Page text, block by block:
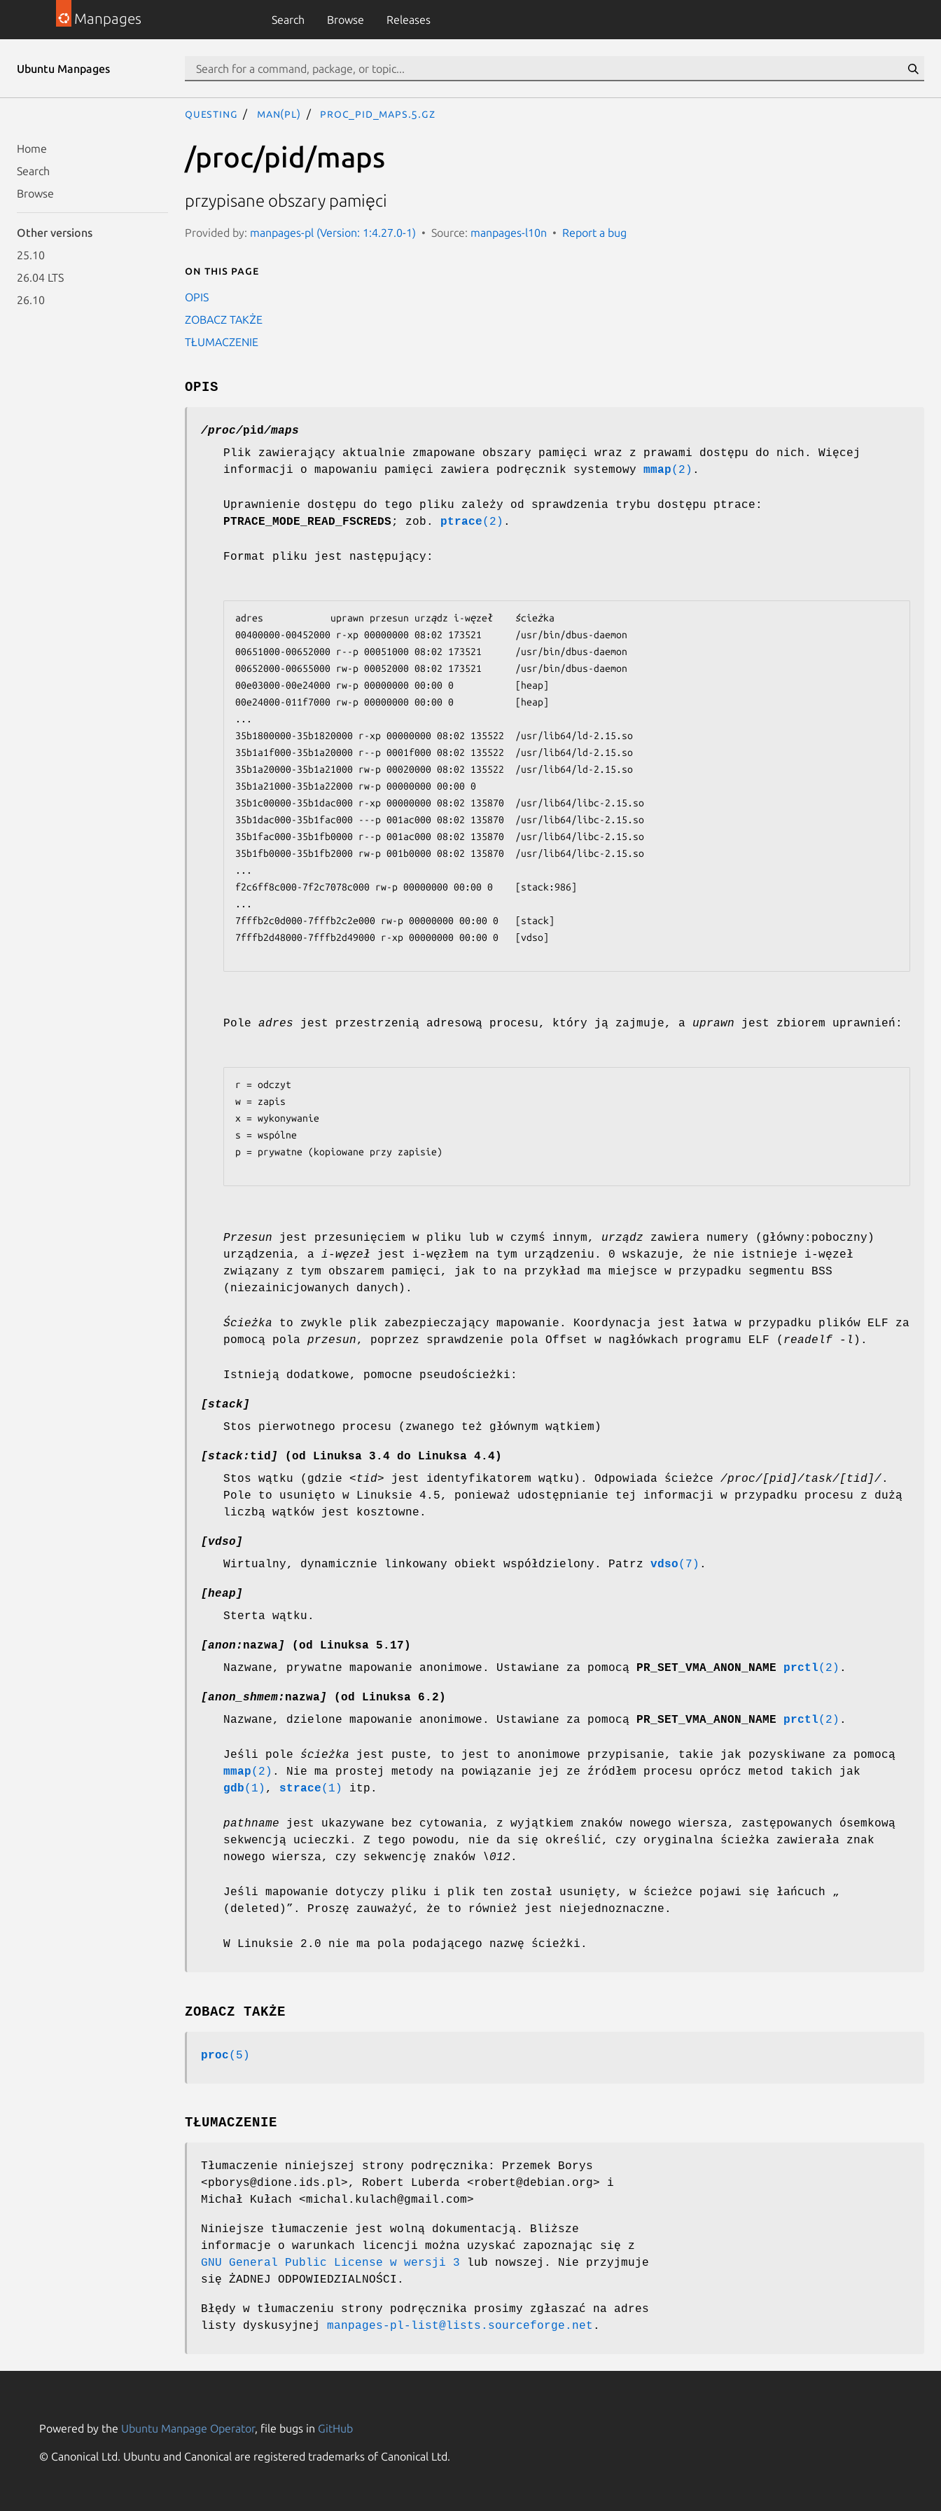
Manpages Search Browse Releases
Ubuntu Manpages
Home
Search
Browse
Other versions
25.10
26.04 LTS
26.10
questing man(pl) proc_pid_maps.5.gz
/proc/pid/maps
przypisane obszary pamięci
Provided by: manpages-pl (Version: 1:4.27.0-1) Source: manpages-l10n Report a bug
On this page
OPIS
ZOBACZ TAKŻE
TŁUMACZENIE
OPIS
/proc/pid/maps
Plik zawierający aktualnie zmapowane obszary pamięci wraz z prawami dostępu do nich. Więcej
informacji o mapowaniu pamięci zawiera podręcznik systemowy mmap(2) .
Uprawnienie dostępu do tego pliku zależy od sprawdzenia trybu dostępu ptrace:
PTRACE_MODE_READ_FSCREDS ; zob. ptrace(2) .
Format pliku jest następujący:
adres            uprawn przesun urządz i-węzeł    ścieżka
00400000-00452000 r-xp 00000000 08:02 173521      /usr/bin/dbus-daemon
00651000-00652000 r--p 00051000 08:02 173521      /usr/bin/dbus-daemon
00652000-00655000 rw-p 00052000 08:02 173521      /usr/bin/dbus-daemon
00e03000-00e24000 rw-p 00000000 00:00 0           [heap]
00e24000-011f7000 rw-p 00000000 00:00 0           [heap]
...
35b1800000-35b1820000 r-xp 00000000 08:02 135522  /usr/lib64/ld-2.15.so
35b1a1f000-35b1a20000 r--p 0001f000 08:02 135522  /usr/lib64/ld-2.15.so
35b1a20000-35b1a21000 rw-p 00020000 08:02 135522  /usr/lib64/ld-2.15.so
35b1a21000-35b1a22000 rw-p 00000000 00:00 0
35b1c00000-35b1dac000 r-xp 00000000 08:02 135870  /usr/lib64/libc-2.15.so
35b1dac000-35b1fac000 ---p 001ac000 08:02 135870  /usr/lib64/libc-2.15.so
35b1fac000-35b1fb0000 r--p 001ac000 08:02 135870  /usr/lib64/libc-2.15.so
35b1fb0000-35b1fb2000 rw-p 001b0000 08:02 135870  /usr/lib64/libc-2.15.so
...
f2c6ff8c000-7f2c7078c000 rw-p 00000000 00:00 0    [stack:986]
...
7fffb2c0d000-7fffb2c2e000 rw-p 00000000 00:00 0   [stack]
7fffb2d48000-7fffb2d49000 r-xp 00000000 00:00 0   [vdso]
Pole adres jest przestrzenią adresową procesu, który ją zajmuje, a uprawn jest zbiorem uprawnień:
r = odczyt
w = zapis
x = wykonywanie
s = wspólne
p = prywatne (kopiowane przy zapisie)
Przesun jest przesunięciem w pliku lub w czymś innym, urządz zawiera numery (główny:poboczny)
urządzenia, a i-węzeł jest i-węzłem na tym urządzeniu. 0 wskazuje, że nie istnieje i-węzeł
związany z tym obszarem pamięci, jak to na przykład ma miejsce w przypadku segmentu BSS
(niezainicjowanych danych).
Ścieżka to zwykle plik zabezpieczający mapowanie. Koordynacja jest łatwa w przypadku plików ELF za
pomocą pola przesun, poprzez sprawdzenie pola Offset w nagłówkach programu ELF ( readelf -l ).
Istnieją dodatkowe, pomocne pseudościeżki:
[stack]
Stos pierwotnego procesu (zwanego też głównym wątkiem)
[stack: tid ]
(od Linuksa 3.4 do Linuksa 4.4)
Stos wątku (gdzie <tid> jest identyfikatorem wątku). Odpowiada ścieżce /proc/[pid]/task/[tid]/.
Pole to usunięto w Linuksie 4.5, ponieważ udostępnianie tej informacji w przypadku procesu z dużą
liczbą wątków jest kosztowne.
[vdso]
Wirtualny, dynamicznie linkowany obiekt współdzielony. Patrz vdso(7) .
[heap]
Sterta wątku.
[anon: nazwa]
(od Linuksa 5.17)
Nazwane, prywatne mapowanie anonimowe. Ustawiane za pomocą PR_SET_VMA_ANON_NAME prctl(2) .
[anon_shmem: nazwa]
(od Linuksa 6.2)
Nazwane, dzielone mapowanie anonimowe. Ustawiane za pomocą PR_SET_VMA_ANON_NAME prctl(2) .
Jeśli pole ścieżka jest puste, to jest to anonimowe przypisanie, takie jak pozyskiwane za pomocą
mmap(2) . Nie ma prostej metody na powiązanie jej ze źródłem procesu oprócz metod takich jak
gdb(1) , strace(1) itp.
pathname jest ukazywane bez cytowania, z wyjątkiem znaków nowego wiersza, zastępowanych ósemkową
sekwencją ucieczki. Z tego powodu, nie da się określić, czy oryginalna ścieżka zawierała znak
nowego wiersza, czy sekwencję znaków
\012 .
Jeśli mapowanie dotyczy pliku i plik ten został usunięty, w ścieżce pojawi się łańcuch „
(deleted)”. Proszę zauważyć, że to również jest niejednoznaczne.
W Linuksie 2.0 nie ma pola podającego nazwę ścieżki.
ZOBACZ TAKŻE
proc(5)
TŁUMACZENIE
Tłumaczenie niniejszej strony podręcznika: Przemek Borys
<pborys@dione.ids.pl>, Robert Luberda <robert@debian.org> i
Michał Kułach <michal.kulach@gmail.com>
Niniejsze tłumaczenie jest wolną dokumentacją. Bliższe
informacje o warunkach licencji można uzyskać zapoznając się z
GNU General Public License w wersji 3 lub nowszej. Nie przyjmuje
się ŻADNEJ ODPOWIEDZIALNOŚCI.
Błędy w tłumaczeniu strony podręcznika prosimy zgłaszać na adres
listy dyskusyjnej manpages-pl-list@lists.sourceforge.net .
Powered by the Ubuntu Manpage Operator, file bugs in GitHub
© Canonical Ltd. Ubuntu and Canonical are registered trademarks of Canonical Ltd.